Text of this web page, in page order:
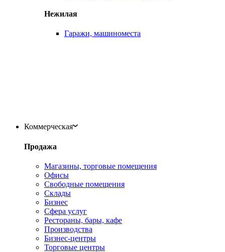
Нежилая
Гаражи, машиноместа
Коммерческая
Продажа
Магазины, торговые помещения
Офисы
Свободные помещения
Склады
Бизнес
Сфера услуг
Рестораны, бары, кафе
Производства
Бизнес-центры
Торговые центры